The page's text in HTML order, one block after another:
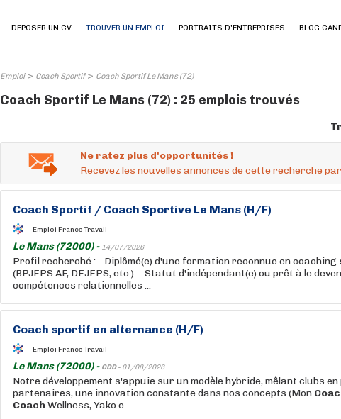
DEPOSER UN CV TROUVER UN EMPLOI PORTRAITS D'ENTREPRISES BLOG
Emploi> Coach Sportif> Coach Sportif Le Mans (72)
Coach Sportif Le Mans (72) : 25 emplois trouvés
Ne ratez plus d'opportunités !
Recevez les nouvelles annonces de cette recherche
Coach Sportif / Coach Sportive Le Mans (H/F)
Emploi France Travail
Le Mans (72000) - 14/07/2026
Profil recherché : - Diplômé(e) d'une formation reconnue en coaching
(BPJEPS AF, DEJEPS, etc.). - Statut d'indépendant(e) ou prêt à le
compétences relationnelles ...
Coach sportif en alternance (H/F)
Emploi France Travail
Le Mans (72000) - CDD - 01/08/2026
Notre développement s'appuie sur un modèle hybride, mêlant clubs
partenaires, une innovation constante dans nos concepts (Mon
Coach Wellness, Yako e...